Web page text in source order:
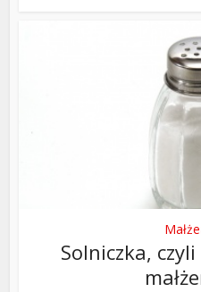
Solniczka,